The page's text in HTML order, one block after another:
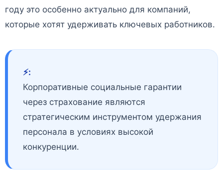
году это особенно актуально для компаний,
которые хотят удерживать ключевых работников.
⚡️:
Корпоративные социальные гарантии
через страхование являются
стратегическим инструментом удержания
персонала в условиях высокой
конкуренции.